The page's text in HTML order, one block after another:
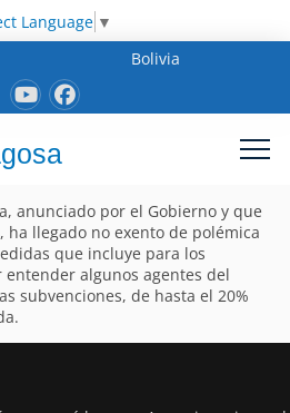
Language ▼
Bolivia
anunciado por el Gobierno y que
ha llegado no exento de polémica
que incluye para los
entender algunos agentes del
subvenciones, de hasta el 20%